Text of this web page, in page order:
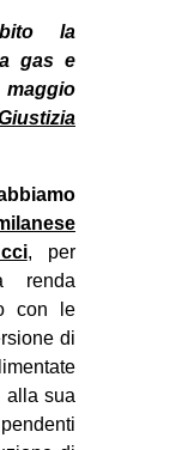
la
gas e
, per
renda
con le
di
alla sua